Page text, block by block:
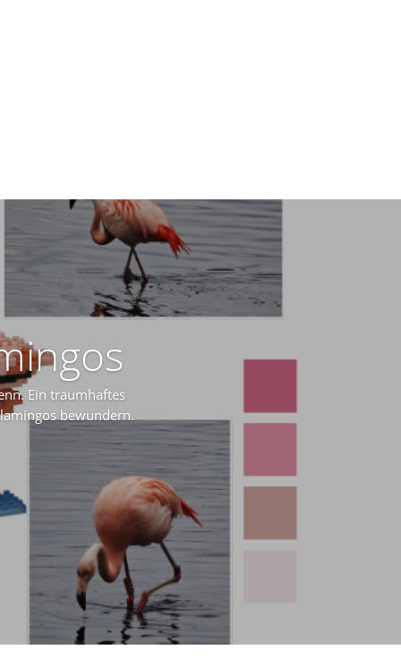
lassen! Fröhliche
Krabbe zum Sparen!